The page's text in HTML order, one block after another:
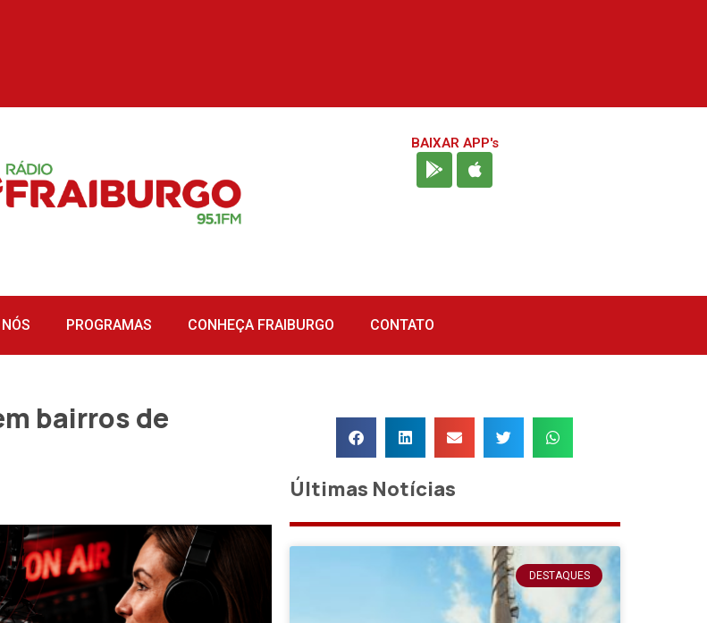
BAIXAR APP's
PROGRAMAS CONHEÇA FRAIBURGO CONTATO
bairros de
Últimas Notícias
DESTAQUES